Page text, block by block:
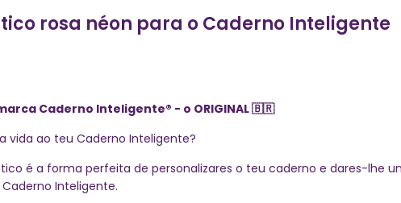
rosa néon para o Caderno Inteligente
Caderno Inteligente® - o ORIGINAL🇧🇷
vida ao teu Caderno Inteligente?
é a forma perfeita de personalizares o teu caderno e dares-lhe
Inteligente.